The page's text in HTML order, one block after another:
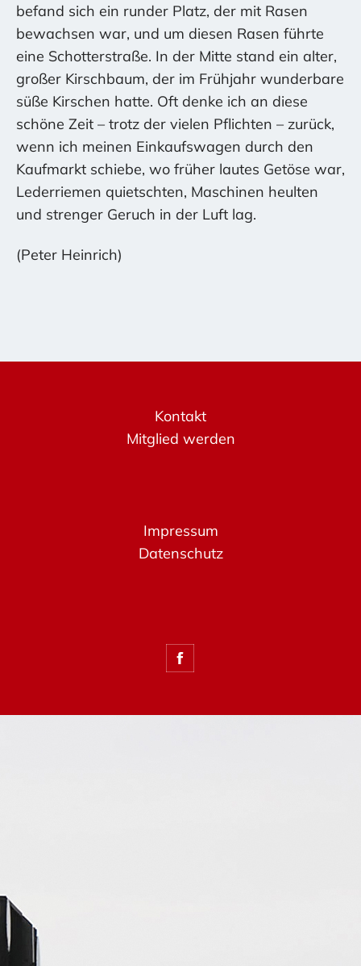
befand sich ein runder Platz, der mit Rasen
bewachsen war, und um diesen Rasen führte
eine Schotterstraße. In der Mitte stand ein alter,
großer Kirschbaum, der im Frühjahr wunderbare
süße Kirschen hatte. Oft denke ich an diese
schöne Zeit – trotz der vielen Pflichten – zurück,
wenn ich meinen Einkaufswagen durch den
Kaufmarkt schiebe, wo früher lautes Getöse war,
Lederriemen quietschten, Maschinen heulten
und strenger Geruch in der Luft lag.
(Peter Heinrich)
Kontakt
Mitglied werden
Impressum
Datenschutz